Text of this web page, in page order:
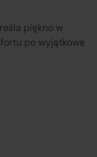
piękno w
po wyjątkowe
od umowy
sprzedaży